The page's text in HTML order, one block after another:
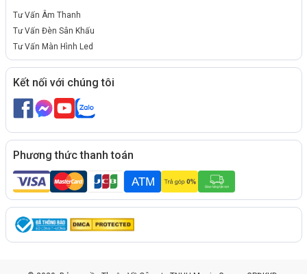
Tư Vấn Âm Thanh
Tư Vấn Đèn Sân Khấu
Tư Vấn Màn Hình Led
Kết nối với chúng tôi
Phương thức thanh toán